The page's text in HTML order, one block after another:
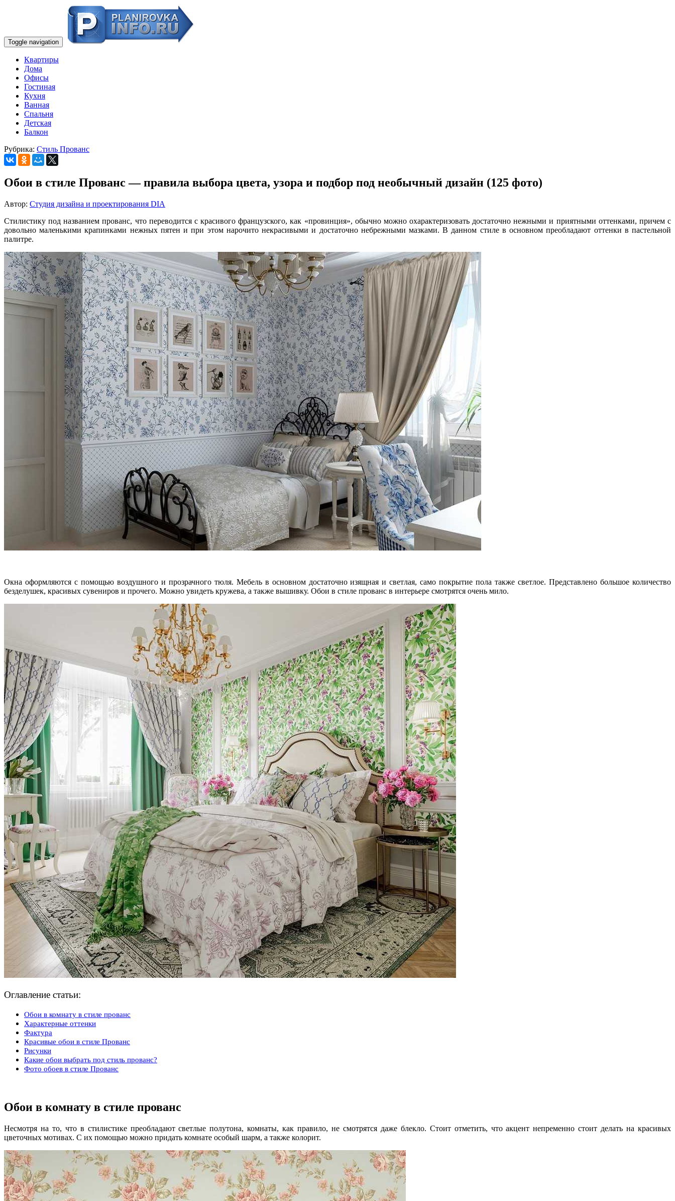
Toggle navigation
Квартиры
Дома
Офисы
Гостиная
Кухня
Ванная
Спальня
Детская
Балкон
Рубрика: Стиль Прованс
Обои в стиле Прованс — правила выбора цвета, узора и подбор под необычный дизайн (125 фото)
Автор: Студия дизайна и проектирования DIA
Стилистику под названием прованс, что переводится с красивого французского, как «провинция», обычно можно охарактеризовать достаточно нежными и приятными оттенками, причем с
довольно маленькими крапинками нежных пятен и при этом нарочито некрасивыми и достаточно небрежными мазками. В данном стиле в основном преобладают оттенки в пастельной
палитре.
Окна оформляются с помощью воздушного и прозрачного тюля. Мебель в основном достаточно изящная и светлая, само покрытие пола также светлое. Представлено большое количество
безделушек, красивых сувениров и прочего. Можно увидеть кружева, а также вышивку. Обои в стиле прованс в интерьере смотрятся очень мило.
Оглавление статьи:
Обои в комнату в стиле прованс
Характерные оттенки
Фактура
Красивые обои в стиле Прованс
Рисунки
Какие обои выбрать под стиль прованс?
Фото обоев в стиле Прованс
Обои в комнату в стиле прованс
Несмотря на то, что в стилистике преобладают светлые полутона, комнаты, как правило, не смотрятся даже блекло. Стоит отметить, что акцент непременно стоит делать на красивых
цветочных мотивах. С их помощью можно придать комнате особый шарм, а также колорит.